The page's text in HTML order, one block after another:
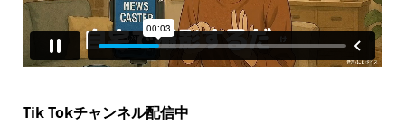
Tik Tokチャンネル配信中